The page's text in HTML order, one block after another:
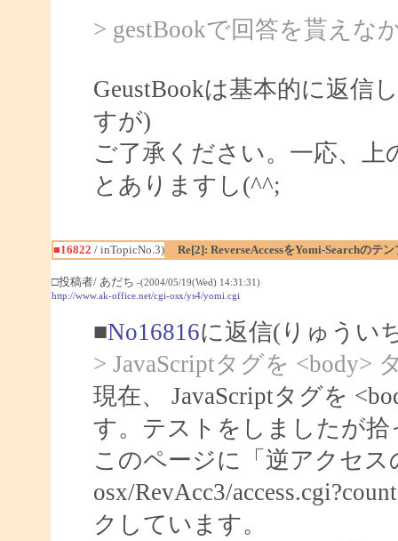
> gestBookで回答を貰えな
GeustBookは基本的に返信
すが)
ご了承ください。一応、
とありますし(^^;
■16822 / inTopicNo.3) Re[2]: ReverseAccessをYomi-Searchのテ
□投稿者/ あだち -(2004/05/19(Wed) 14:31:31)
http://www.ak-office.net/cgi-osx/ys4/yomi.cgi
■No16816に返信(りゅうい
> JavaScriptタグを <body>
現在、 JavaScriptタグを
す。テストをしましたが
このページに「逆アクセ
osx/RevAcc3/
クしています。